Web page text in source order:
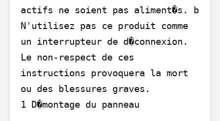
actifs ne soient pas aliment�s. b
N'utilisez pas ce produit comme
un interrupteur de d�connexion.
Le non-respect de ces
instructions provoquera la mort
ou des blessures graves.
1 D�montage du panneau